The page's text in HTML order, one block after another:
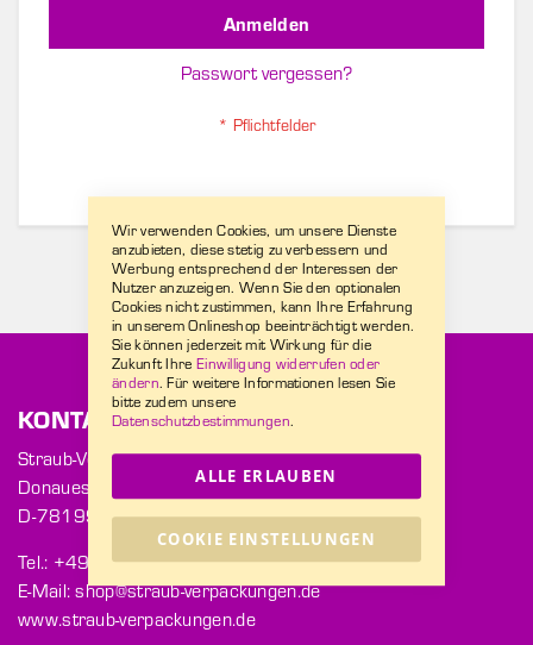
Anmelden
Passwort vergessen?
KONTAKT
Straub-Verpackungen GmbH
Donaueschinger Str. 2
D-78199 Bräunlingen
Tel.: +49 771 9202-363
E-Mail: shop@straub-verpackungen.de
www.straub-verpackungen.de
Wir verwenden Cookies, um unsere Dienste
anzubieten, diese stetig zu verbessern und
Werbung entsprechend der Interessen der
Nutzer anzuzeigen. Wenn Sie den optionalen
Cookies nicht zustimmen, kann Ihre Erfahrung
in unserem Onlineshop beeinträchtigt werden.
Sie können jederzeit mit Wirkung für die
Zukunft Ihre Einwilligung widerrufen oder
ändern. Für weitere Informationen lesen Sie
bitte zudem unsere
Datenschutzbestimmungen.
ALLE ERLAUBEN
COOKIE EINSTELLUNGEN